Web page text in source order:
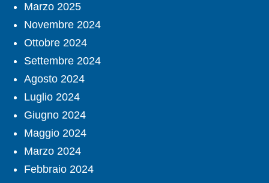
Marzo 2025
Novembre 2024
Ottobre 2024
Settembre 2024
Agosto 2024
Luglio 2024
Giugno 2024
Maggio 2024
Marzo 2024
Febbraio 2024